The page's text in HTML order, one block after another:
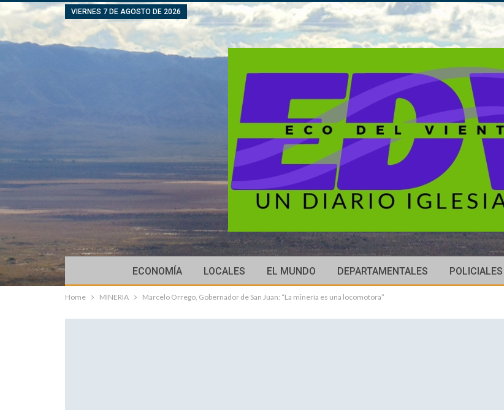
VIERNES 7 DE AGOSTO DE 2026
ECONOMÍA LOCALES EL MUNDO DEPARTAMENTALES POLICIALES
Home MINERIA Marcelo Orrego, Gobernador de San Juan: “La minería es una locomotora”